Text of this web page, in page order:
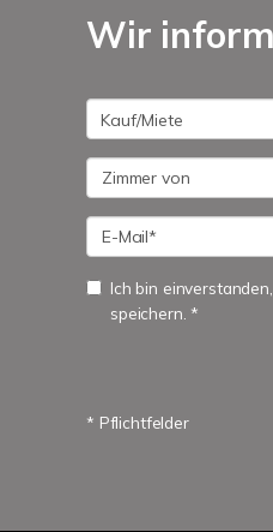
Wir
Ich bin
speichern. *
* Pflichtfelder